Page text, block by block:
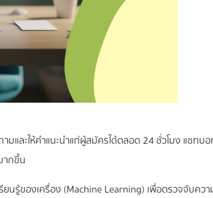
ละให้คำแนะนำแก่ผู้สมัครได้ตลอด 24 ชั่วโมง แชทบอ
ากขึ้น
ยนรู้ของเครื่อง (Machine Learning) เพื่อตรวจจับค